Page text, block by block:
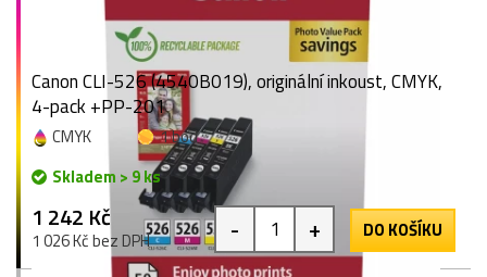
Canon CLI-526 (4540B019), originální inkoust, CMYK,
4-pack +PP-201
CMYK
1 bod
Skladem > 9 ks
1 242 Kč
1 026 Kč bez DPH - + DO KOŠÍKU